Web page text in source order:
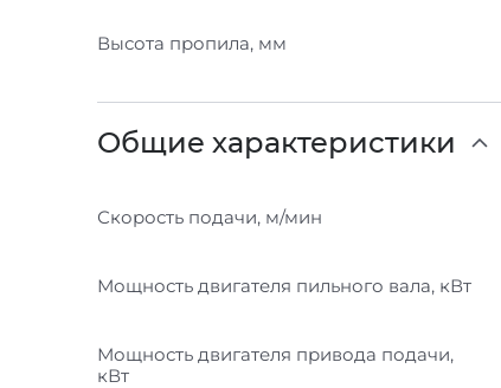
Высота пропила, мм
Общие характеристики
Скорость подачи, м/мин
Мощность двигателя пильного вала, кВт
Мощность двигателя привода подачи,
кВт